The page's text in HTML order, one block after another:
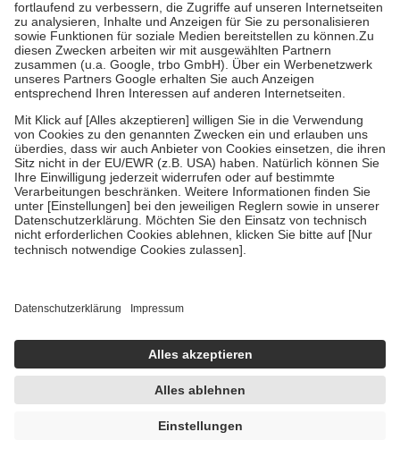
Diese Regeln gelten grundsätzlich auch für Online-Apotheken.
Bei Heilmitteln und häuslicher Krankenpflege beträgt die
Zuzahlung zehn Prozent der Kosten sowie zehn Euro je
Verordnung.
Um das Engagement der Versicherten für ihre eigene Gesundheit
zu stärken und die besondere Stellung der Familie zu unterstützen,
fallenkeine Zuzahlungenan bei:
• Kindern und Jugendlichen bis zum vollendeten 18. Lebensjahr
mit Ausnahme der Fahrkosten
• Untersuchungen zur Vorsorge und Früherkennung, die von der
GKV getragen werden
• empfohlenen Schutzimpfungen
• Harn- und Blutteststreifen
getroffen, um sicherzustellen, dass es sich um echte Bewertungen
https://help.etrusted.com/hc/de/articles/4419944605341
Einige Bilder und Inhalte wurden unter Zuhilfenahme künstlicher